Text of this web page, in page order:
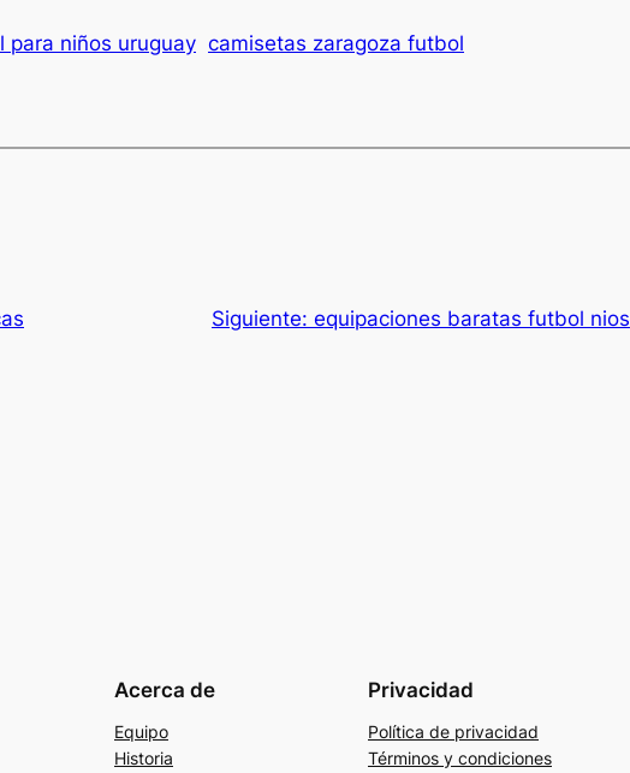
niños uruguay camisetas zaragoza futbol
Siguiente: equipaciones baratas futbol nios
Acerca de
Equipo
Historia
Privacidad
Política de privacidad
Términos y condiciones